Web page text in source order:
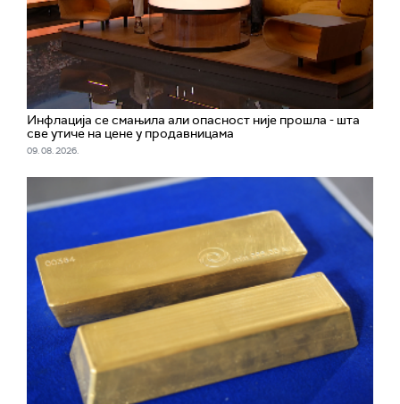
Инфлација се смањила али опасност није прошла - шта
све утиче на цене у продавницама
09. 08. 2026.